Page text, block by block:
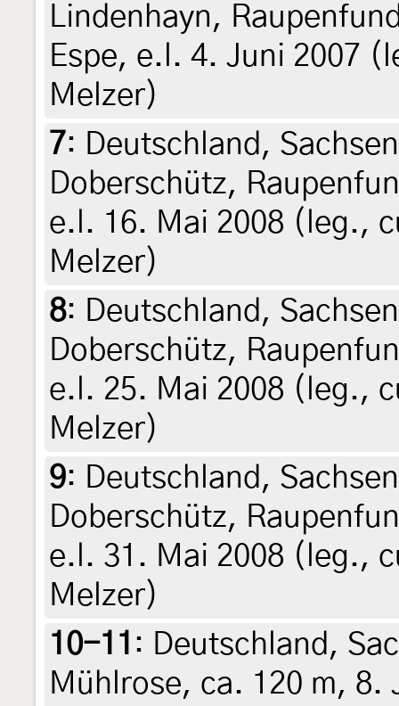
Lindenhayn,
Espe, e.l. 4. Juni 2007
Melzer)
7: Deutschland,
Doberschütz,
e.l. 16. Mai 2008 (leg.,
Melzer)
8: Deutschland,
Doberschütz,
e.l. 25. Mai 2008 (leg.,
Melzer)
9: Deutschland,
Doberschütz,
e.l. 31. Mai 2008 (leg.,
Melzer)
10-11 : Deutschland,
Mühlrose, ca. 120 m,